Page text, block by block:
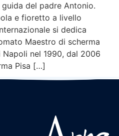
del padre Antonio.
e fioretto a livello
si dedica
Maestro di scherma
Napoli nel 1990, dal 2006
Pisa […]